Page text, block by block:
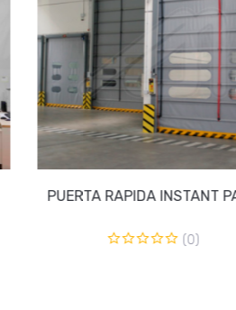
CORTINA DE LAMAS